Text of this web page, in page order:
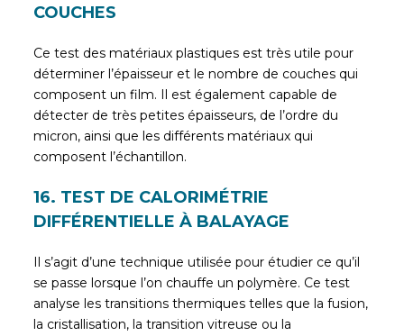
COUCHES
Ce test des matériaux plastiques est très utile pour
déterminer l’épaisseur et le nombre de couches qui
composent un film. Il est également capable de
détecter de très petites épaisseurs, de l’ordre du
micron, ainsi que les différents matériaux qui
composent l’échantillon.
16. TEST DE CALORIMÉTRIE
DIFFÉRENTIELLE À BALAYAGE
Il s’agit d’une technique utilisée pour étudier ce qu’il
se passe lorsque l’on chauffe un polymère. Ce test
analyse les transitions thermiques telles que la fusion,
la cristallisation, la transition vitreuse ou la